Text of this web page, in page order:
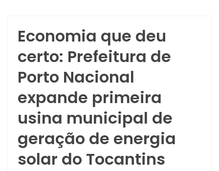
Economia que deu
certo: Prefeitura de
Porto Nacional
expande primeira
usina municipal de
geração de energia
solar do Tocantins